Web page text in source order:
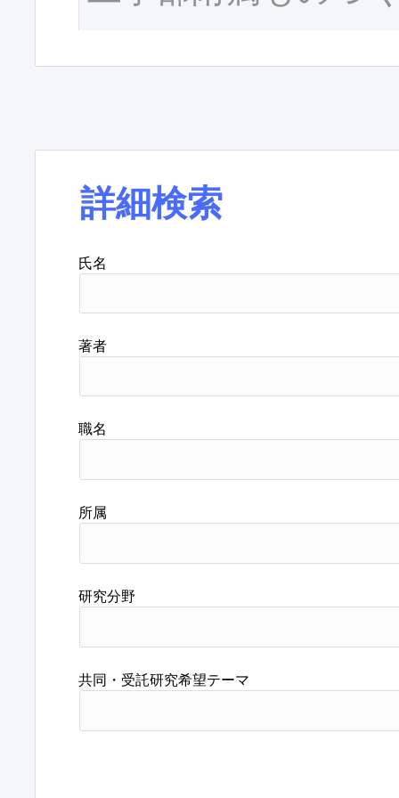
詳細検索
氏名
著者
職名
所属
研究分野
共同・受託研究希望テーマ